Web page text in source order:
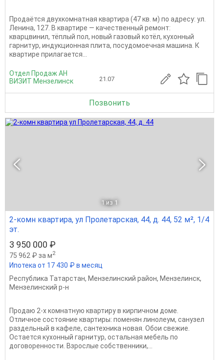
Продаётся двухкомнатная квартира (47 кв. м) по адресу: ул.
Ленина, 127. В квартире — качественный ремонт:
кварцвинил, тёплый пол, новый газовый котёл, кухонный
гарнитур, индукционная плита, посудомоечная машина. К
квартире прилагается...
Отдел Продаж АН
ВИЗИТ Мензелинск
21.07
Позвонить
1 из 1
2-комн квартира, ул Пролетарская, 44, д. 44, 52 м², 1/4
эт.
3 950 000 ₽
75 962 ₽ за м2
Ипотека от 17 430 ₽ в месяц
Республика Татарстан, Мензелинский район, Мензелинск,
Мензелинский р-н
Продаю 2-х комнатную квартиру в кирпичном доме.
Отличное состояние квартиры: поменян линолеум, санузел
раздельный в кафеле, сантехника новая. Обои свежие.
Остается кухонный гарнитур, остальная мебель по
договоренности. Взрослые собственники,...